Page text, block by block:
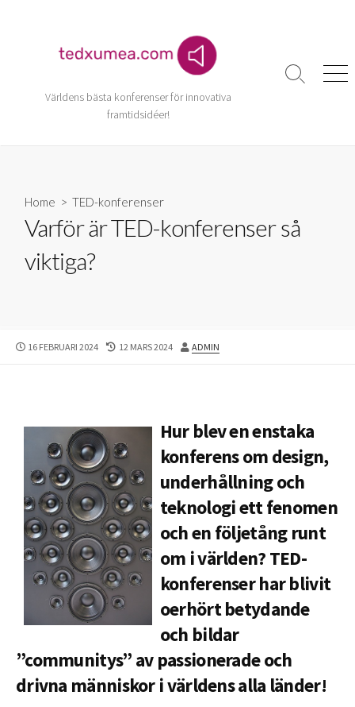
Världens bästa konferenser för innovativa
framtidsidéer!
Search
Home > TED-konferenser
Varför är TED-konferenser så
viktiga?
PUBLISHED
16 FEBRUARI 2024
LAST
12 MARS 2024 AUTHOR
ADMIN
Hur blev en enstaka
konferens om design,
underhållning och
teknologi ett fenomen
och en följetång runt
om i världen? TED-
konferenser har blivit
oerhört betydande
och bildar
”communitys” av passionerade och
drivna människor i världens alla länder!